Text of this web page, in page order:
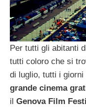
Per tutti gli abitanti
tutti coloro che si
di luglio, tutti i
grande cinema
il Genova Film